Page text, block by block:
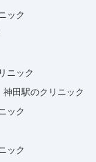
ック
ニック
神田駅のクリニック
ック
ック